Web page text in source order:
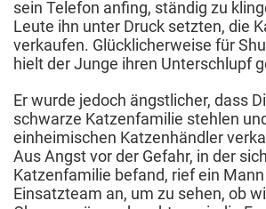
sein Telefon anfing, ständig zu
Leute ihn unter Druck setzten, die
verkaufen. Glücklicherweise für
hielt der Junge ihren Unterschlupf
Er wurde jedoch ängstlicher, dass
schwarze Katzenfamilie stehlen
einheimischen Katzenhändler
Aus Angst vor der Gefahr, in der
Katzenfamilie befand, rief ein
Einsatzteam an, um zu sehen, ob